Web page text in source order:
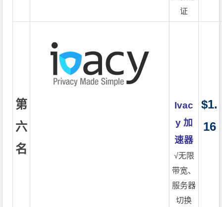
证
第
六
名
Ivac
y 加
速器
√无限
带宽、
服务器
切换
$1.
16